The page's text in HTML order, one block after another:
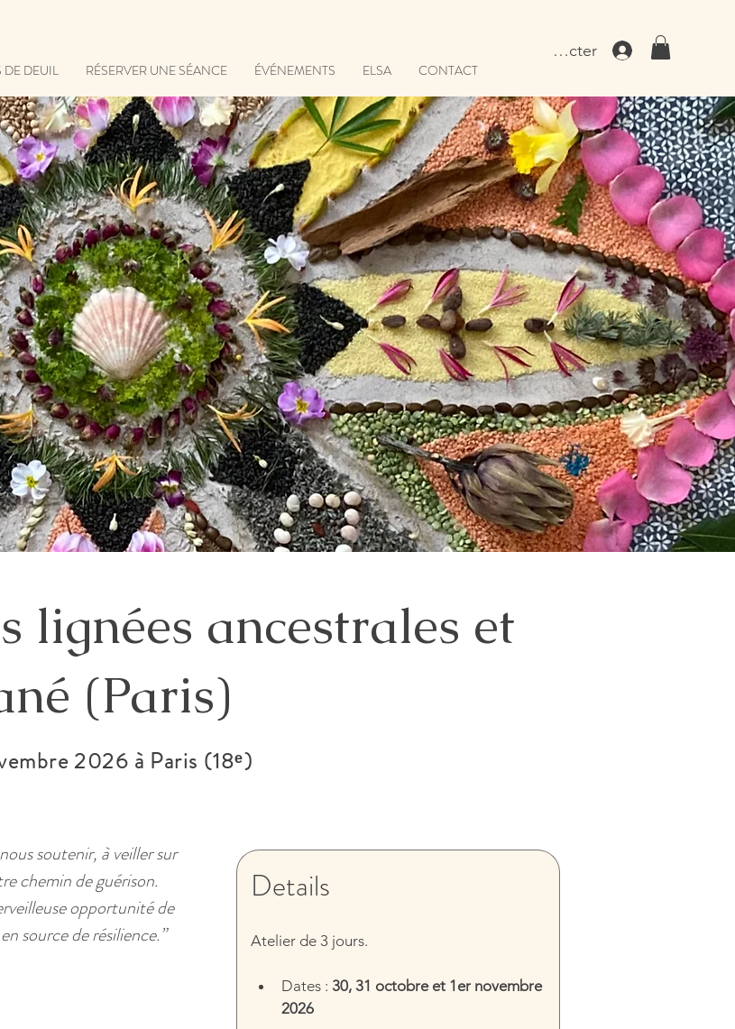
Se connecter
DE DEUIL RÉSERVER UNE SÉANCE ÉVÉNEMENTS ELSA CONTACT
lignées ancestrales et
(Paris)
2026 à Paris (18ᵉ)
soutenir, à veiller sur
chemin de guérison.
opportunité de
source de résilience.”
Details
Atelier de 3 jours.
Dates : 30, 31 octobre et 1er novembre
2026